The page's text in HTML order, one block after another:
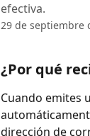
efectiva.
29 de septiembre
¿Por qué
Cuando emites
dirección de